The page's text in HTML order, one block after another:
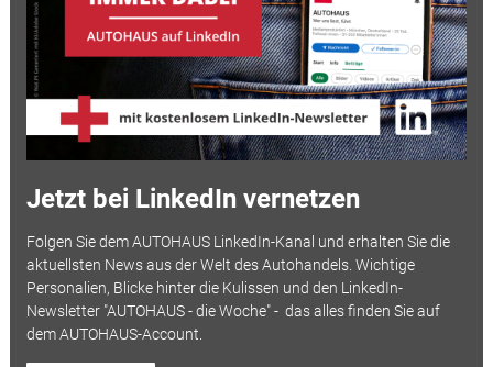
Jetzt bei LinkedIn vernetzen
Folgen Sie dem AUTOHAUS LinkedIn-Kanal und erhalten Sie die
aktuellsten News aus der Welt des Autohandels. Wichtige
Personalien, Blicke hinter die Kulissen und den LinkedIn-
Newsletter "AUTOHAUS - die Woche" - das alles finden Sie auf
dem AUTOHAUS-Account.